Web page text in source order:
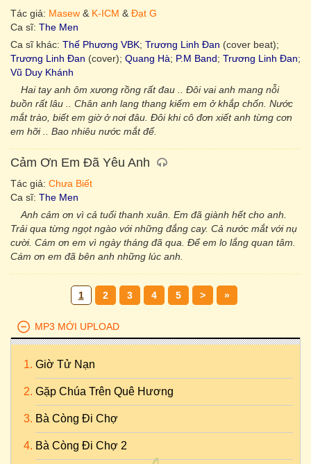
Tác giả: Masew & K-ICM & Đạt G
Ca sĩ: The Men
Ca sĩ khác: Thế Phương VBK; Trương Linh Đan (cover beat);
Trương Linh Đan (cover); Quang Hà; P.M Band; Trương Linh Đan;
Vũ Duy Khánh
Hai tay anh ôm xương rồng rất đau .. Đôi vai anh mang nỗi
buồn rất lâu .. Chân anh lang thang kiếm em ở khắp chốn. Nước
mắt trào, biết em giờ ở nơi đâu. Đôi khi cô đơn xiết anh từng cơn
em hỡi .. Bao nhiêu nước mắt để.
Cảm Ơn Em Đã Yêu Anh
Tác giả: Chưa Biết
Ca sĩ: The Men
Anh cảm ơn vì cả tuổi thanh xuân. Em đã giành hết cho anh.
Trải qua từng ngọt ngào với những đắng cay. Cả nước mắt với nụ
cười. Cám ơn em vì ngày tháng đã qua. Để em lo lắng quan tâm.
Cám ơn em đã bên anh những lúc anh.
1 2 3 4 5 > »
MP3 MỚI UPLOAD
Giờ Tử Nạn
Gặp Chúa Trên Quê Hương
Bà Còng Đi Chợ
Bà Còng Đi Chợ 2